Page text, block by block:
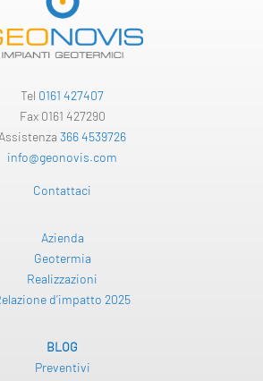
Tel 0161 427407
Fax 0161 427290
Assistenza366 4539726
info@geonovis.com
Contattaci
Azienda
Geotermia
Realizzazioni
d’impatto 2025
BLOG
Preventivi